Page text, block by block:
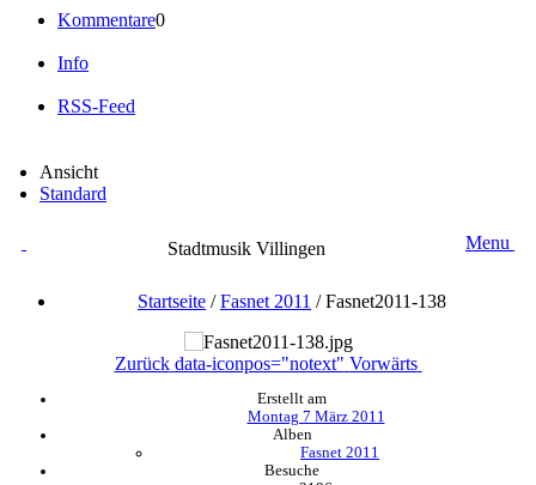
Kommentare0
Info
RSS-Feed
Ansicht
Standard
Stadtmusik Villingen Menu
Startseite /Fasnet 2011 /Fasnet2011-138
Zurück data-iconpos="notext" Vorwärts
Erstellt am
Montag 7 März 2011
Alben
Fasnet 2011
Besuche